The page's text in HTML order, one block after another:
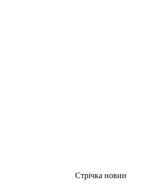
Стрічка новин